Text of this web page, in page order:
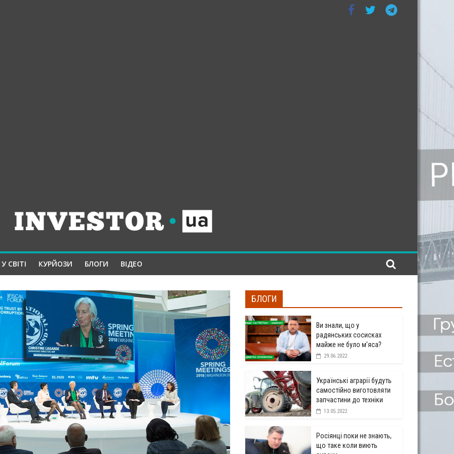
У СВІТІ КУРЙОЗИ БЛОГИ ВІДЕО
БЛОГИ
Ви знали, що у
радянських сосисках
майже не було м’яса?
29.06.2022
Українські аграрії будуть
самостійно виготовляти
запчастини до техніки
13.05.2022
Росіянці поки не знають,
що таке коли виють